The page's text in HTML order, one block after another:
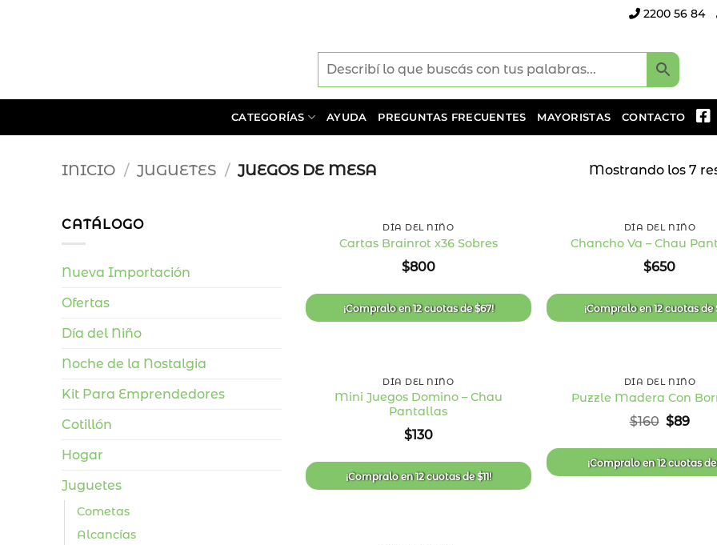
2200 56 84
CATEGORÍAS AYUDA PREGUNTAS FRECUENTES MAYORISTAS CONTACTO
INICIO / JUGUETES / JUEGOS DE MESA Mostrando los 7
CATÁLOGO
Nueva Importación
Ofertas
Día del Niño
Noche de la Nostalgia
Kit Para Emprendedores
Cotillón
Hogar
Juguetes
Cometas
Alcancías
de
deseos
DÍA DEL NIÑO
Cartas Brainrot x36 Sobres
$800
¡Compralo en12 cuotasde$67!
DÍA DEL NIÑO
Chancho Va – Chau
$650
¡Compralo en12 cuotasde
DÍA DEL NIÑO
Mini Juegos Domino – Chau
Pantallas
$130
¡Compralo en12 cuotasde$11!
DÍA DEL NIÑO
Puzzle Madera Con
$160 El
original
era:
$160.
$89El
es:
$89.
¡Compralo en12 cuotasde